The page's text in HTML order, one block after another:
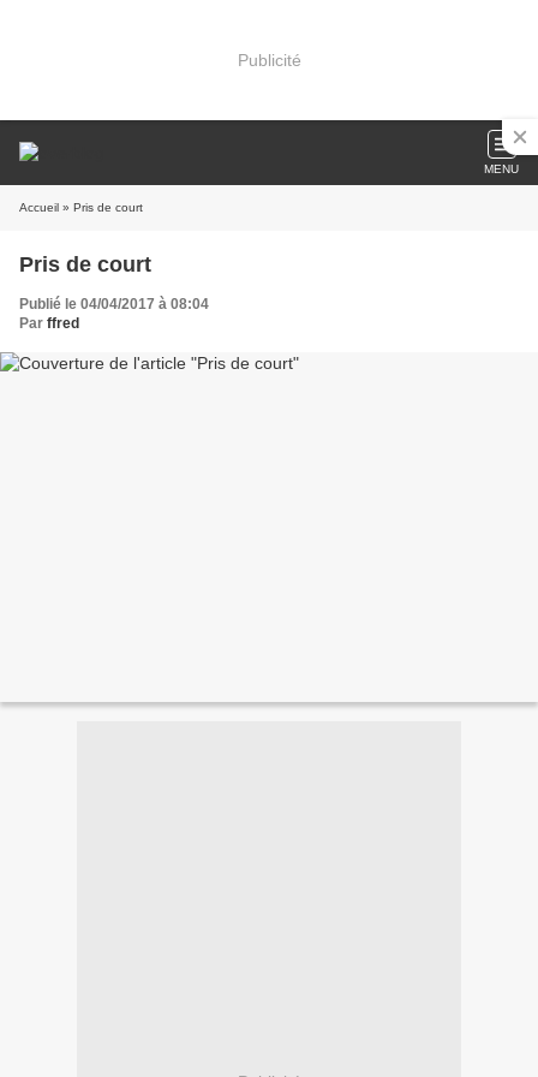
Publicité
MENU
Accueil » Pris de court
Pris de court
Publié le 04/04/2017 à 08:04
Par ffred